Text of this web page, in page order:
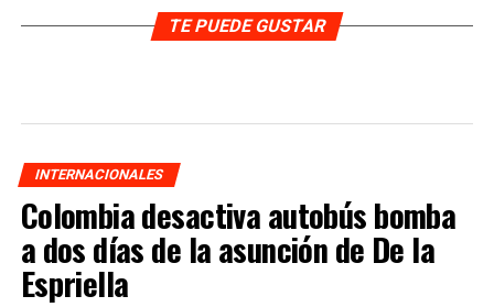
TE PUEDE GUSTAR
INTERNACIONALES
Colombia desactiva autobús bomba
a dos días de la asunción de De la
Espriella